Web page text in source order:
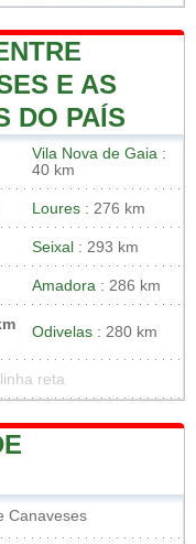
E AS
DO PAÍS
Vila Nova de Gaia :
40 km
Loures : 276 km
Seixal : 293 km
Amadora : 286 km
Odivelas : 280 km
reta
Canaveses